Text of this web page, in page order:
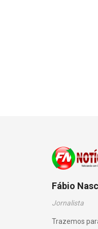
Fábio
Jornalista
Trazemos